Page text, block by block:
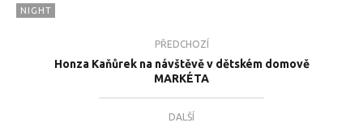
TEĎ PROHLÍŽENÉ
Freestylová noc s Honzou Kaňůrkem 2019
NIGHT
PŘEDCHOZÍ
Honza Kaňůrek na návštěvě v dětském domově
MARKÉTA
DALŠÍ